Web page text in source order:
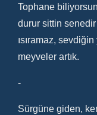
Tophane
durur sittin senedir
ısıramaz,
meyveler artık.
-
Sürgüne giden,